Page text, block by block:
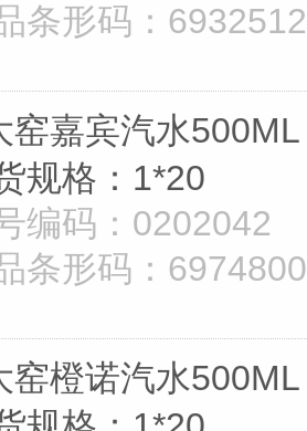
条形码：
窑嘉宾汽水500ML
规格：1*20
编码：0202042
条形码：
窑橙诺汽水500ML